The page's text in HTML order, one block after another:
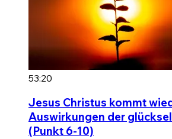
53:20
Jesus Christus kommt
Auswirkungen der
(Punkt 6-10)